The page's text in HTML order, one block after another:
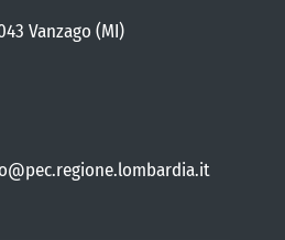
Vanzago (MI)